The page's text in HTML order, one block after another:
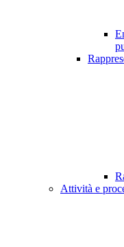
Attività e